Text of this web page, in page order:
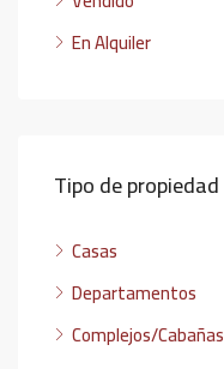
En Alquiler
Tipo de propiedad
Casas
Departamentos
Complejos/Cabañas